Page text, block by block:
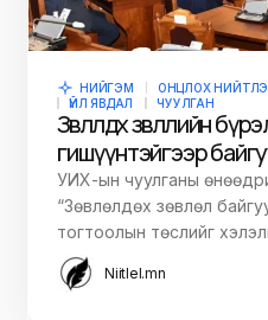
НИЙГЭМ ОНЦЛОХ
ҮЙЛ ЯВДАЛ
ЧУУЛГАН
Зөвлөлдөх зөвлөлийн
гишүүнтэйгээр
УИХ-ын чуулганы
“Зөвлөлдөх зөвлөл
тогтоолын төслийг
Niitlel.mn